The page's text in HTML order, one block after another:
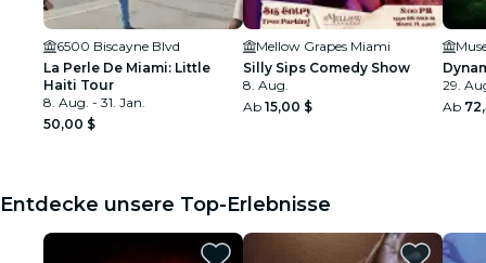
6500 Biscayne Blvd
La Perle De Miami: Little
Haiti Tour
8. Aug. - 31. Jan.
50,00 $
Mellow Grapes Miami
Silly Sips Comedy Show
8. Aug.
Ab 15,00 $
29.
Ab
Entdecke unsere Top-Erlebnisse